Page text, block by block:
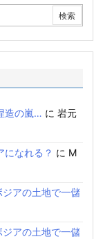
造の嵐… に 岩元
になれる？ に M
ジアの土地で一儲
ジアの土地で一儲